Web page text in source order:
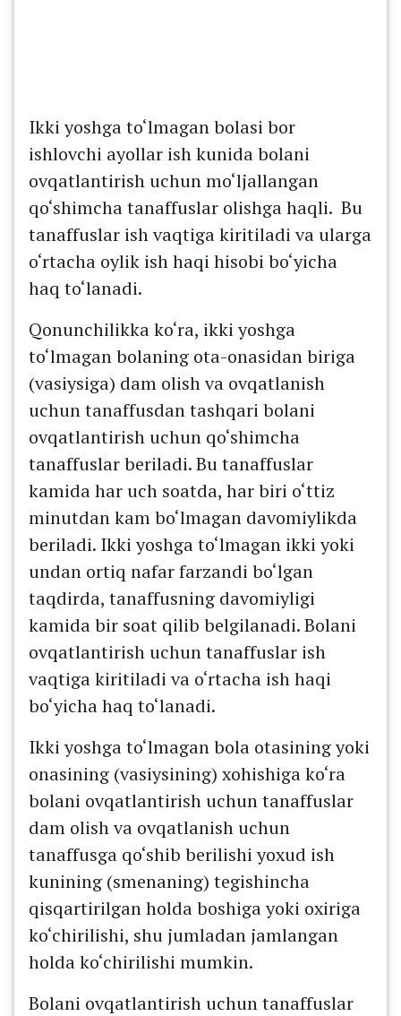
Ikki yoshga to‘lmagan bolasi bor
ishlovchi ayollar ish kunida bolani
ovqatlantirish uchun mo‘ljallangan
qo‘shimcha tanaffuslar olishga haqli. Bu
tanaffuslar ish vaqtiga kiritiladi va ularga
o‘rtacha oylik ish haqi hisobi bo‘yicha
haq to‘lanadi.
Qonunchilikka ko‘ra, ikki yoshga
to‘lmagan bolaning ota-onasidan biriga
(vasiysiga) dam olish va ovqatlanish
uchun tanaffusdan tashqari bolani
ovqatlantirish uchun qo‘shimcha
tanaffuslar beriladi. Bu tanaffuslar
kamida har uch soatda, har biri o‘ttiz
minutdan kam bo‘lmagan davomiylikda
beriladi. Ikki yoshga to‘lmagan ikki yoki
undan ortiq nafar farzandi bo‘lgan
taqdirda, tanaffusning davomiyligi
kamida bir soat qilib belgilanadi. Bolani
ovqatlantirish uchun tanaffuslar ish
vaqtiga kiritiladi va o‘rtacha ish haqi
bo‘yicha haq to‘lanadi.
Ikki yoshga to‘lmagan bola otasining yoki
onasining (vasiysining) xohishiga ko‘ra
bolani ovqatlantirish uchun tanaffuslar
dam olish va ovqatlanish uchun
tanaffusga qo‘shib berilishi yoxud ish
kunining (smenaning) tegishincha
qisqartirilgan holda boshiga yoki oxiriga
ko‘chirilishi, shu jumladan jamlangan
holda ko‘chirilishi mumkin.
Bolani ovqatlantirish uchun tanaffuslar